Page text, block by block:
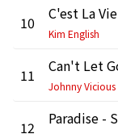
10
Kim English
11
12